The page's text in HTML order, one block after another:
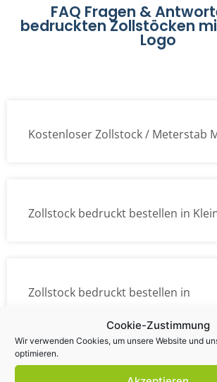
Cookie-Zustimmung
Wir verwenden Cookies, um unsere Website und
optimieren.
FAQ Fragen &
bedruckten Zollstöcken
Logo
Kostenloser Zollstock / Meterstab
Zollstock bedruckt bestellen in
Zollstock bedruckt bestellen in